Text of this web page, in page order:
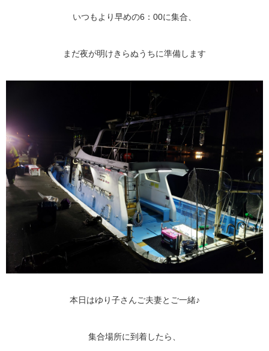
いつもより早めの6：00に集合、
まだ夜が明けきらぬうちに準備します
本日はゆり子さんご夫妻とご一緒♪
集合場所に到着したら、